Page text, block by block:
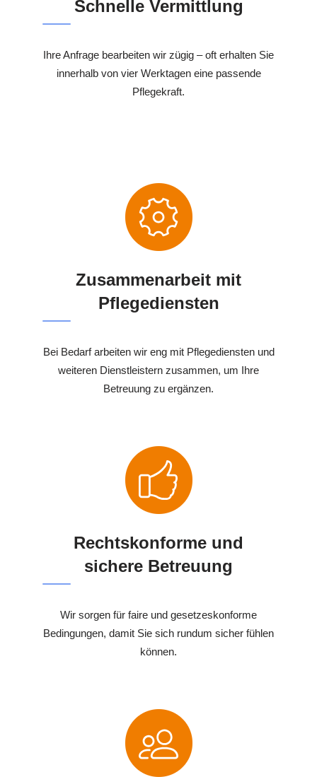
Schnelle Vermittlung
Ihre Anfrage bearbeiten wir zügig – oft erhalten Sie
innerhalb von vier Werktagen eine passende
Pflegekraft.
Zusammenarbeit mit
Pflegediensten
Bei Bedarf arbeiten wir eng mit Pflegediensten und
weiteren Dienstleistern zusammen, um Ihre
Betreuung zu ergänzen.
Rechtskonforme und
sichere Betreuung
Wir sorgen für faire und gesetzeskonforme
Bedingungen, damit Sie sich rundum sicher fühlen
können.